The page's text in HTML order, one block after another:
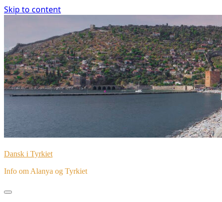
Skip to content
Dansk i Tyrkiet
Info om Alanya og Tyrkiet